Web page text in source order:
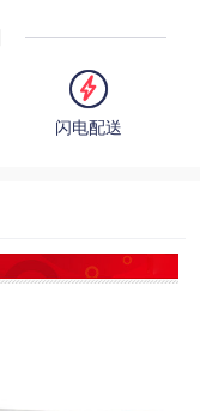
闪电配送